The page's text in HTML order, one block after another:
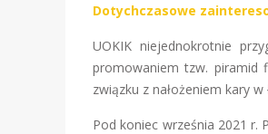
Dotychczasowe
UOKIK niejednokrotnie
promowaniem tzw. piramid
związku z nałożeniem kary
Pod koniec września 2021 r.